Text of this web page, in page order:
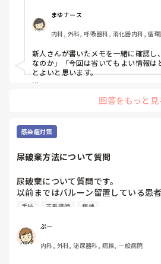
いと思いますか？
まゆナース
内科, 外科, 呼吸器科, 消化器内科, 循
新人さんが書いたメモを一緒に確認し
なのか」「今回は省いてもよい情報は
とよいと思います。
的に照らして振り返ることで、重要度
要な内容を選べるよう支援するとよい
回答をもっと見
感染症対策
尿破棄方法について質問
尿破棄について質問です。
以前まではバルーン留置している患
イレに破棄する形でしたが、感染予
物処理室に持っていくという非効率
破棄人数は10人近くになるので病室
する形に。結果尿破棄に時間がかかっ
手技 正看護師 病棟
ぷー
内科, 外科, 泌尿器科, 病棟, 一般病院